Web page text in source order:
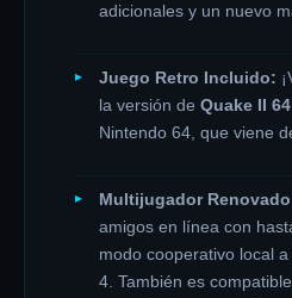
adicionales y un nuevo
Juego Retro Incluido:
la versión de Quake II 64
Nintendo 64, que viene
Multijugador
amigos en línea con
modo cooperativo local
4. También es